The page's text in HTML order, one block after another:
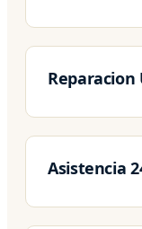
Reparacion
Asistencia